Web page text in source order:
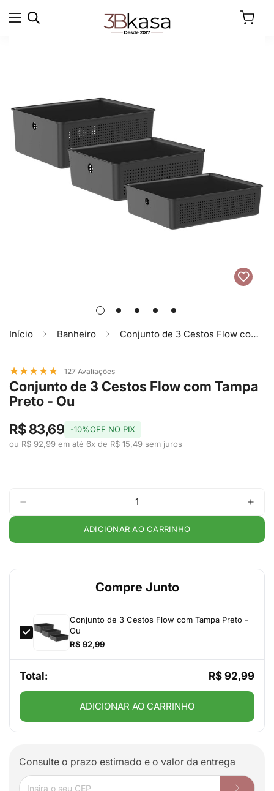
Início Banheiro Conjunto de 3 Cestos Flow com Tampa Preto - Ou
★★★★★ 127 Avaliações
Conjunto de 3 Cestos Flow com Tampa
Preto - Ou
R$ 83,69
-10%OFF NO PIX
ou R$ 92,99 em até 6x de R$ 15,49 sem juros
ADICIONAR AO CARRINHO
Compre Junto
Conjunto de 3 Cestos Flow com Tampa Preto -
Ou
R$ 92,99
Total: R$ 92,99
ADICIONAR AO CARRINHO
Consulte o prazo estimado e o valor da entrega